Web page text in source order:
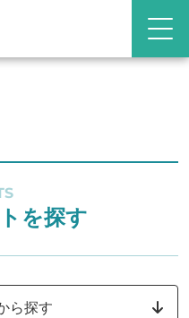
を探す
ら探す